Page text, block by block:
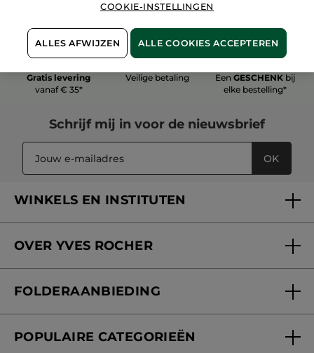
Gratis levering
vanaf € 35*
Veilige betaling EenGESCHENK bij
elke bestelling*
Schrijf mij in voor de nieuwsbrief
OK
WINKELS EN INSTITUTEN
Verzorging in onze Schoonheidsinstituten
OVER YVES ROCHER
Onze beloften
Blog Act Beautiful
FOLDERAANBIEDING
POPULAIRE CATEGORIEËN
COOKIE-INSTELLINGEN
ALLES AFWIJZEN ALLE COOKIES ACCEPTEREN